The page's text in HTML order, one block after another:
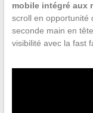
mobile intégré aux
scroll en opportunité
seconde main en
visibilité avec la fast